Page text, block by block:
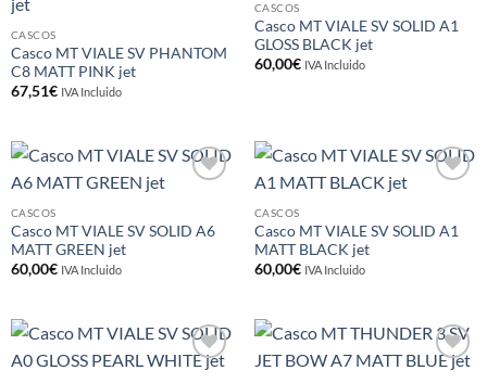
CASCOS
Casco MT VIALE SV PHANTOM
C8 MATT PINK jet
67,51€ IVA Incluido
lista de
deseos
CASCOS
Casco MT VIALE SV SOLID A1
GLOSS BLACK jet
60,00€ IVA Incluido
lista de
deseos
CASCOS
Casco MT VIALE SV SOLID A6
MATT GREEN jet
60,00€ IVA Incluido
lista de
deseos
CASCOS
Casco MT VIALE SV SOLID A1
MATT BLACK jet
60,00€ IVA Incluido
Añadir
Añadir